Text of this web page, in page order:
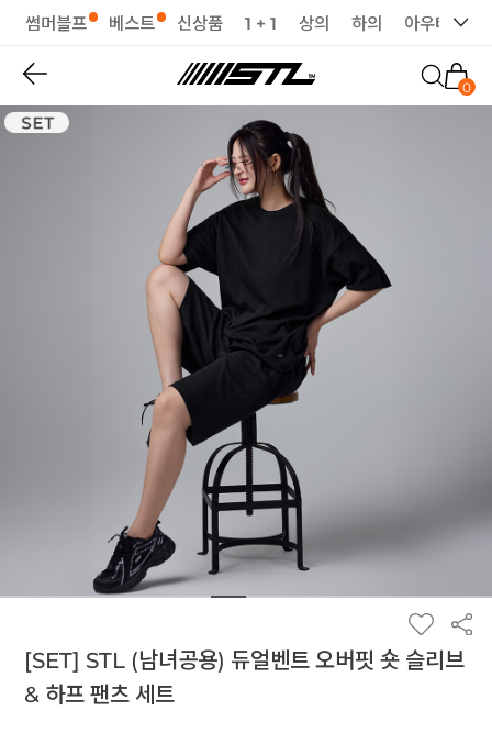
썸머블프 베스트 신상품 1 + 1 상의 하의 아우터
0
[SET] STL (남녀공용) 듀얼벤트 오버핏 숏 슬리브
& 하프 팬츠 세트